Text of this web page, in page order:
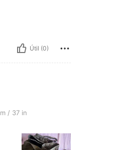
Útil (0)
Caderas: 81 cm / 32 in,
/ 37 in